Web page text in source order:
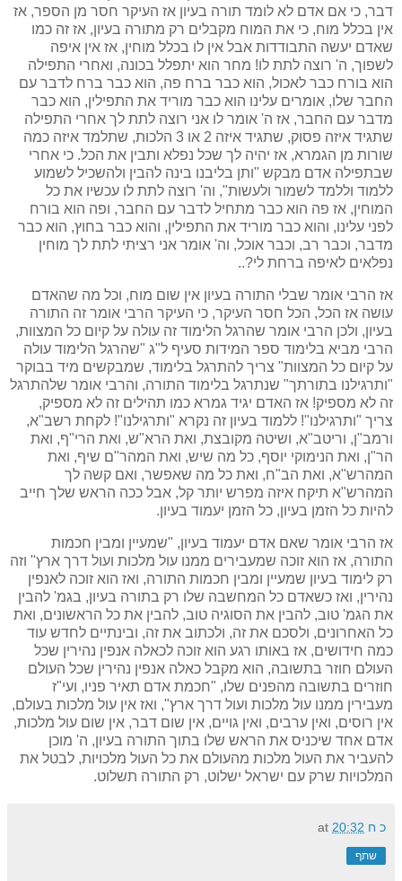
דבר, כי אם אדם לא לומד תורה בעיון אז העיקר חסר מן הספר, אז
אין בכלל מוח, כי את המוח מקבלים רק מתורה בעיון, אז זה כמו
שאדם יעשה התבודדות אבל אין לו בכלל מוחין, אז אין איפה
לשפוך, ה' רוצה לתת לו! מחר הוא יתפלל בכונה, ואחרי התפילה
הוא בורח כבר לאכול, הוא כבר ברח פה, הוא כבר ברח לדבר עם
החבר שלו, אומרים עלינו הוא כבר מוריד את התפילין, הוא כבר
מדבר עם החבר, אז ה' אומר לו אני רוצה לתת לך אחרי התפילה
שתגיד איזה פסוק, שתגיד איזה 2 או 3 הלכות, שתלמד איזה כמה
שורות מן הגמרא, אז יהיה לך שכל נפלא ותבין את הכל. כי אחרי
שבתפילה אדם מבקש "ותן בליבנו בינה להבין ולהשכיל לשמוע
ללמוד וללמד לשמור ולעשות", וה' רוצה לתת לו עכשיו את כל
המוחין, אז פה הוא כבר מתחיל לדבר עם החבר, ופה הוא בורח
לפני עלינו, והוא כבר מוריד את התפילין, והוא כבר בחוץ, הוא כבר
מדבר, וכבר רב, וכבר אוכל, וה' אומר אני רציתי לתת לך מוחין
נפלאים לאיפה ברחת לי?..
אז הרבי אומר שבלי התורה בעיון אין שום מוח, וכל מה שהאדם
עושה אז הכל, הכל חסר העיקר, כי העיקר הרבי אומר זה התורה
בעיון, ולכן הרבי אומר שהרגל הלימוד זה עולה על קיום כל המצוות,
הרבי מביא בלימוד ספר המידות סעיף ל"ג "שהרגל הלימוד עולה
על קיום כל המצוות" צריך להתרגל בלימוד, שמבקשים מיד בבוקר
"ותרגילנו בתורתך" שנתרגל בלימוד התורה, והרבי אומר שלהתרגל
זה לא מספיק! אז האדם יגיד גמרא כמו תהילים זה לא מספיק,
צריך "ותרגילנו"! ללמוד בעיון זה נקרא "ותרגילנו"! לקחת רשב"א,
ורמב"ן, וריטב"א, ושיטה מקובצת, ואת הרא"ש, ואת הרי"ף, ואת
הר"ן, ואת הנימוקי יוסף, כל מה שיש, ואת המהר"ם שיף, ואת
המהרש"א, ואת הב"ח, ואת כל מה שאפשר, ואם קשה לך
המהרש"א תיקח איזה מפרש יותר קל, אבל ככה הראש שלך חייב
להיות כל הזמן בעיון, כל הזמן יעמוד בעיון.
אז הרבי אומר שאם אדם יעמוד בעיון, "שמעיין ומבין חכמות
התורה, אז הוא זוכה שמעבירים ממנו עול מלכות ועול דרך ארץ" וזה
רק לימוד בעיון שמעיין ומבין חכמות התורה, ואז הוא זוכה לאנפין
נהירין, ואז כשאדם כל המחשבה שלו רק בתורה בעיון, בגמ' להבין
את הגמ' טוב, להבין את הסוגיה טוב, להבין את כל הראשונים, ואת
כל האחרונים, ולסכם את זה, ולכתוב את זה, ובינתיים לחדש עוד
כמה חידושים, אז באותו רגע הוא זוכה לכאלה אנפין נהירין שכל
העולם חוזר בתשובה, הוא מקבל כאלה אנפין נהירין שכל העולם
חוזרים בתשובה מהפנים שלו, "חכמת אדם תאיר פניו, ועי"ז
מעבירין ממנו עול מלכות ועול דרך ארץ", ואז אין עול מלכות בעולם,
אין רוסים, ואין ערבים, ואין גויים, אין שום דבר, אין שום עול מלכות,
אדם אחד שיכניס את הראש שלו בתוך התורה בעיון, ה' מוכן
להעביר את העול מלכות מהעולם את כל העול מלכויות, לבטל את
המלכויות שרק עם ישראל ישלוט, רק התורה תשלוט.
כ ח at 20:32
שתף